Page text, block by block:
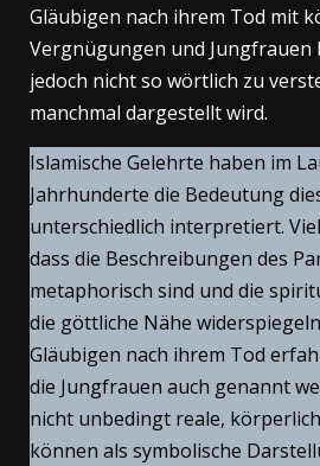
Gläubigen nach ihrem Tod mit
Vergnügungen und Jungfrauen
jedoch nicht so wörtlich zu
manchmal dargestellt wird.
Islamische Gelehrte haben im
Jahrhunderte die Bedeutung
unterschiedlich interpretiert.
dass die Beschreibungen des
metaphorisch sind und die
die göttliche Nähe
Gläubigen nach ihrem Tod
die Jungfrauen auch genannt
nicht unbedingt reale,
können als symbolische